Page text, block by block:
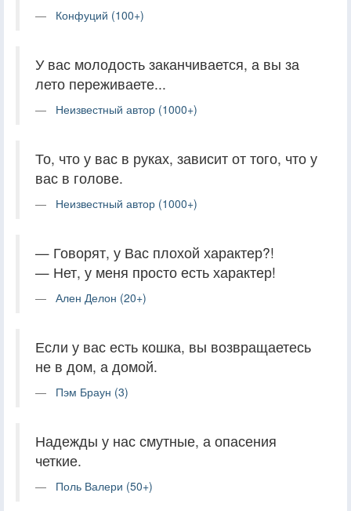
Конфуций (100+)
У вас молодость заканчивается, а вы за
лето переживаете...
Неизвестный автор (1000+)
То, что у вас в руках, зависит от того, что у
вас в голове.
Неизвестный автор (1000+)
— Говорят, у Вас плохой характер?!
— Нет, у меня просто есть характер!
Ален Делон (20+)
Если у вас есть кошка, вы возвращаетесь
не в дом, а домой.
Пэм Браун (3)
Надежды у нас смутные, а опасения
четкие.
Поль Валери (50+)